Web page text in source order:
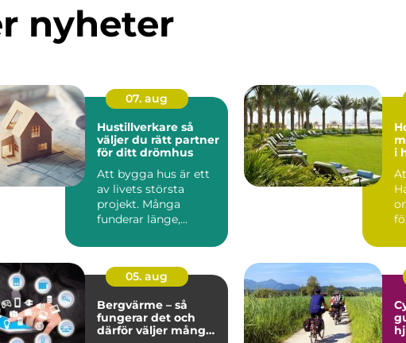
nyheter
07. aug
Hustillverkare så
väljer du rätt partner
för ditt drömhus
Att bygga hus är ett
av livets största
projekt. Många
funderar länge,
ritni...
i
05. aug
Bergvärme – så
fungerar det och
därför väljer många